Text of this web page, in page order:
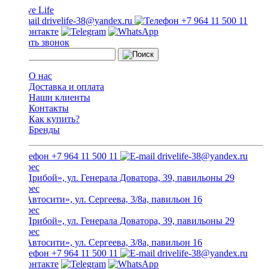
drivelife-38@yandex.ru +7 964 11 500 11
Заказать звонок
О нас
Доставка и оплата
Наши клиенты
Контакты
Как купить?
Бренды
+7 964 11 500 11 drivelife-38@yandex.ru
ТЦ «Прибой», ул. Генерала Доватора, 39, павильоны 29
ТЦ «Автосити», ул. Сергеева, 3/8а, павильон 16
ТЦ «Прибой», ул. Генерала Доватора, 39, павильоны 29
ТЦ «Автосити», ул. Сергеева, 3/8а, павильон 16
+7 964 11 500 11
drivelife-38@yandex.ru